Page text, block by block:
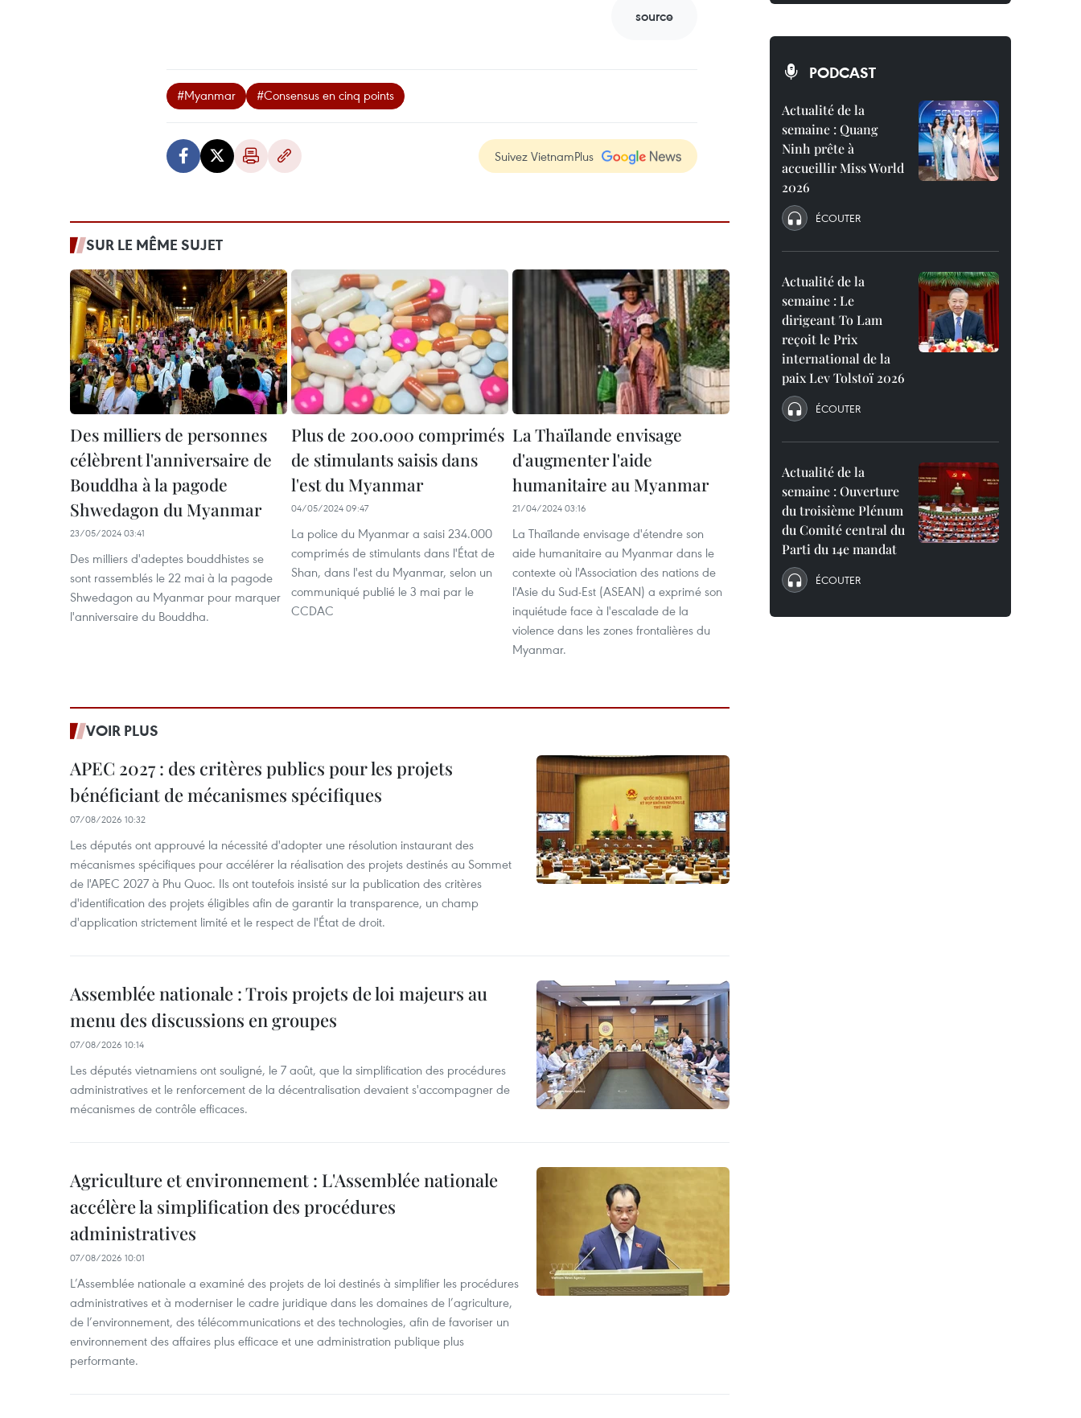
source
#Myanmar #Consensus en cinq points
Suivez VietnamPlus
SUR LE MÊME SUJET
Des milliers de personnes
célèbrent l'anniversaire de
Bouddha à la pagode
Shwedagon du Myanmar
23/05/2024 03:41
Des milliers d'adeptes bouddhistes se
sont rassemblés le 22 mai à la pagode
Shwedagon au Myanmar pour marquer
l'anniversaire du Bouddha.
Plus de 200.000 comprimés
de stimulants saisis dans
l'est du Myanmar
04/05/2024 09:47
La police du Myanmar a saisi 234.000
comprimés de stimulants dans l'État de
Shan, dans l'est du Myanmar, selon un
communiqué publié le 3 mai par le
CCDAC
La Thaïlande envisage
d'augmenter l'aide
humanitaire au Myanmar
21/04/2024 03:16
La Thaïlande envisage d'étendre son
aide humanitaire au Myanmar dans le
contexte où l'Association des nations de
l'Asie du Sud-Est (ASEAN) a exprimé son
inquiétude face à l'escalade de la
violence dans les zones frontalières du
Myanmar.
VOIR PLUS
APEC 2027 : des critères publics pour les projets
bénéficiant de mécanismes spécifiques
07/08/2026 10:32
Les députés ont approuvé la nécessité d'adopter une résolution instaurant des
mécanismes spécifiques pour accélérer la réalisation des projets destinés au Sommet
de l'APEC 2027 à Phu Quoc. Ils ont toutefois insisté sur la publication des critères
d'identification des projets éligibles afin de garantir la transparence, un champ
d'application strictement limité et le respect de l'État de droit.
Assemblée nationale : Trois projets de loi majeurs au
menu des discussions en groupes
07/08/2026 10:14
Les députés vietnamiens ont souligné, le 7 août, que la simplification des procédures
administratives et le renforcement de la décentralisation devaient s'accompagner de
mécanismes de contrôle efficaces.
Agriculture et environnement : L'Assemblée nationale
accélère la simplification des procédures
administratives
07/08/2026 10:01
L’Assemblée nationale a examiné des projets de loi destinés à simplifier les procédures
administratives et à moderniser le cadre juridique dans les domaines de l’agriculture,
de l’environnement, des télécommunications et des technologies, afin de favoriser un
environnement des affaires plus efficace et une administration publique plus
performante.
PODCAST
Actualité de la
semaine : Quang
Ninh prête à
accueillir Miss World
2026
ÉCOUTER
Actualité de la
semaine : Le
dirigeant To Lam
reçoit le Prix
international de la
paix Lev Tolstoï 2026
ÉCOUTER
Actualité de la
semaine : Ouverture
du troisième Plénum
du Comité central du
Parti du 14e mandat
ÉCOUTER